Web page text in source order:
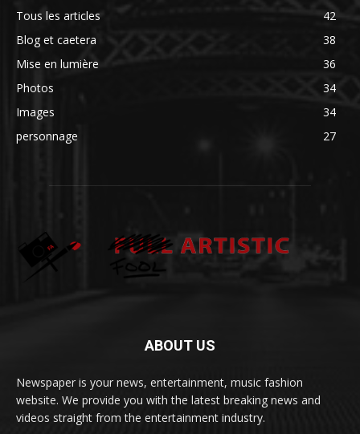
Tous les articles
42
Blog et caetera
38
Mise en lumière
36
Photos
34
Images
34
personnage
27
ABOUT US
Newspaper is your news, entertainment, music fashion
website. We provide you with the latest breaking news and
videos straight from the entertainment industry.